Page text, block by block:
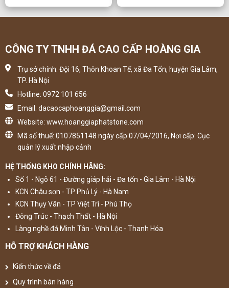
CÔNG TY TNHH ĐÁ CAO CẤP HOÀNG GIA
Trụ sở chính: Đội 16, Thôn Khoan Tế, xã Đa Tốn, huyện Gia Lâm,
TP. Hà Nội
Hotline: 0972 101 656
Email: dacaocaphoanggia@gmail.com
Website: www.hoanggiaphatstone.com
Mã số thuế: 0107851148 ngày cấp 07/04/2016, Nơi cấp: Cục
quản lý xuất nhập cảnh
HỆ THỐNG KHO CHÍNH HÃNG:
Số 1 - Ngõ 61 - Đường giáp hải - Đa tốn - Gia Lâm - Hà Nội
KCN Châu sơn - TP Phủ Lý - Hà Nam
KCN Thụy Vân - TP Việt Trì - Phú Thọ
Đông Trúc - Thạch Thất - Hà Nội
Làng nghề đá Minh Tân - Vĩnh Lộc - Thanh Hóa
HỖ TRỢ KHÁCH HÀNG
Kiến thức về đá
Quy trình bán hàng